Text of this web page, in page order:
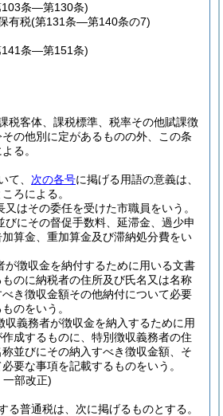
103条―第130条)
有税(第131条―第140条の7)
141条―第151条)
税客体、課税標準、税率その他賦課徴
の他別に定があるものの外、この条
る。
て、 次の各号に掲げる用語の意義は、
ろによる。
はその委任を受けた市職員をいう。
にその督促手数料、延滞金、過少申
算金、重加算金及び滞納処分費をい
徴収金を納付するために用いる文書
のに納税者の住所及び氏名又は名称
き徴収金額その他納付について必要
のをいう。
義務者が徴収金を納入するために用
成するものに、特別徴収義務者の住
並びにその納入すべき徴収金額、そ
要な事項を記載するものをいう。
部改正)
る普通税は、次に掲げるものとする。